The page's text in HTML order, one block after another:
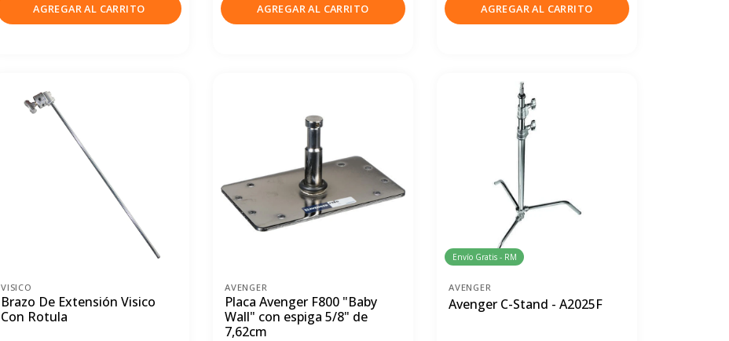
AGREGAR AL CARRITO AGREGAR AL CARRITO AGREGAR AL CARRITO
VISICO
Brazo De Extensión Visico
Con Rotula
AVENGER
Placa Avenger F800 "Baby
Wall" con espiga 5/8" de
7,62cm
Envío Gratis - RM
AVENGER
Avenger C-Stand - A2025F